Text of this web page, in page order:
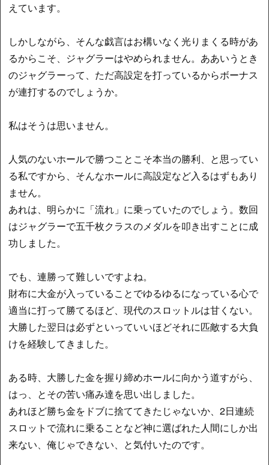
えています。
しかしながら、そんな戯言はお構いなく光りまくる時があ
るからこそ、ジャグラーはやめられません。ああいうとき
のジャグラーって、ただ高設定を打っているからボーナス
が連打するのでしょうか。
私はそうは思いません。
人気のないホールで勝つことこそ本当の勝利、と思ってい
る私ですから、そんなホールに高設定など入るはずもあり
ません。
あれは、明らかに「流れ」に乗っていたのでしょう。数回
はジャグラーで五千枚クラスのメダルを叩き出すことに成
功しました。
でも、連勝って難しいですよね。
財布に大金が入っていることでゆるゆるになっている心で
適当に打って勝てるほど、現代のスロットルは甘くない。
大勝した翌日は必ずといっていいほどそれに匹敵する大負
けを経験してきました。
ある時、大勝した金を握り締めホールに向かう道すがら、
はっ、とその苦い痛み達を思い出しました。
あれほど勝ち金をドブに捨ててきたじゃないか、2日連続
スロットで流れに乗ることなど神に選ばれた人間にしか出
来ない、俺じゃできない、と気付いたのです。